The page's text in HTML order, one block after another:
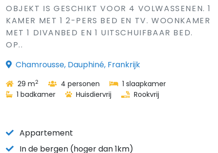
OBJEKT IS GESCHIKT VOOR 4 VOLWASSENEN. 1
KAMER MET 1 2-PERS BED EN TV. WOONKAMER
MET 1 DIVANBED EN 1 UITSCHUIFBAAR BED.
OP..
Chamrousse, Dauphiné, Frankrijk
29 m2 4 personen
1 slaapkamer
1 badkamer
Huisdiervrij Rookvrij
Appartement
In de bergen (hoger dan 1km)